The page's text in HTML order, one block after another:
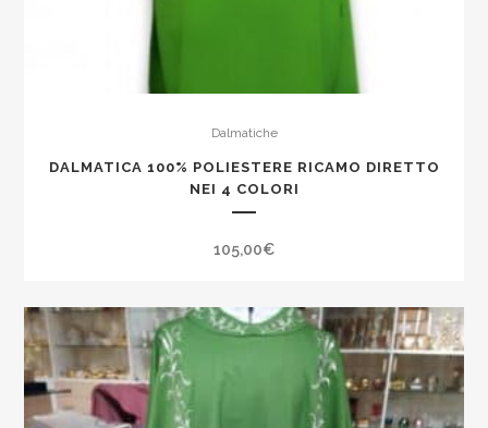
Dalmatiche
DALMATICA 100% POLIESTERE RICAMO DIRETTO
NEI 4 COLORI
105,00€